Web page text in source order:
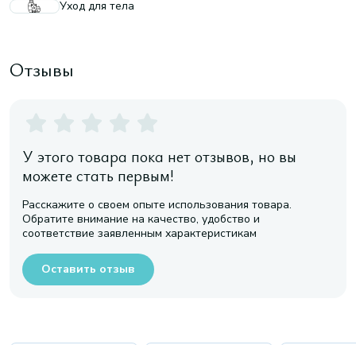
Уход для тела
Отзывы
У этого товара пока нет отзывов, но вы
можете стать первым!
Расскажите о своем опыте использования товара.
Обратите внимание на качество, удобство и
соответствие заявленным характеристикам
Оставить отзыв